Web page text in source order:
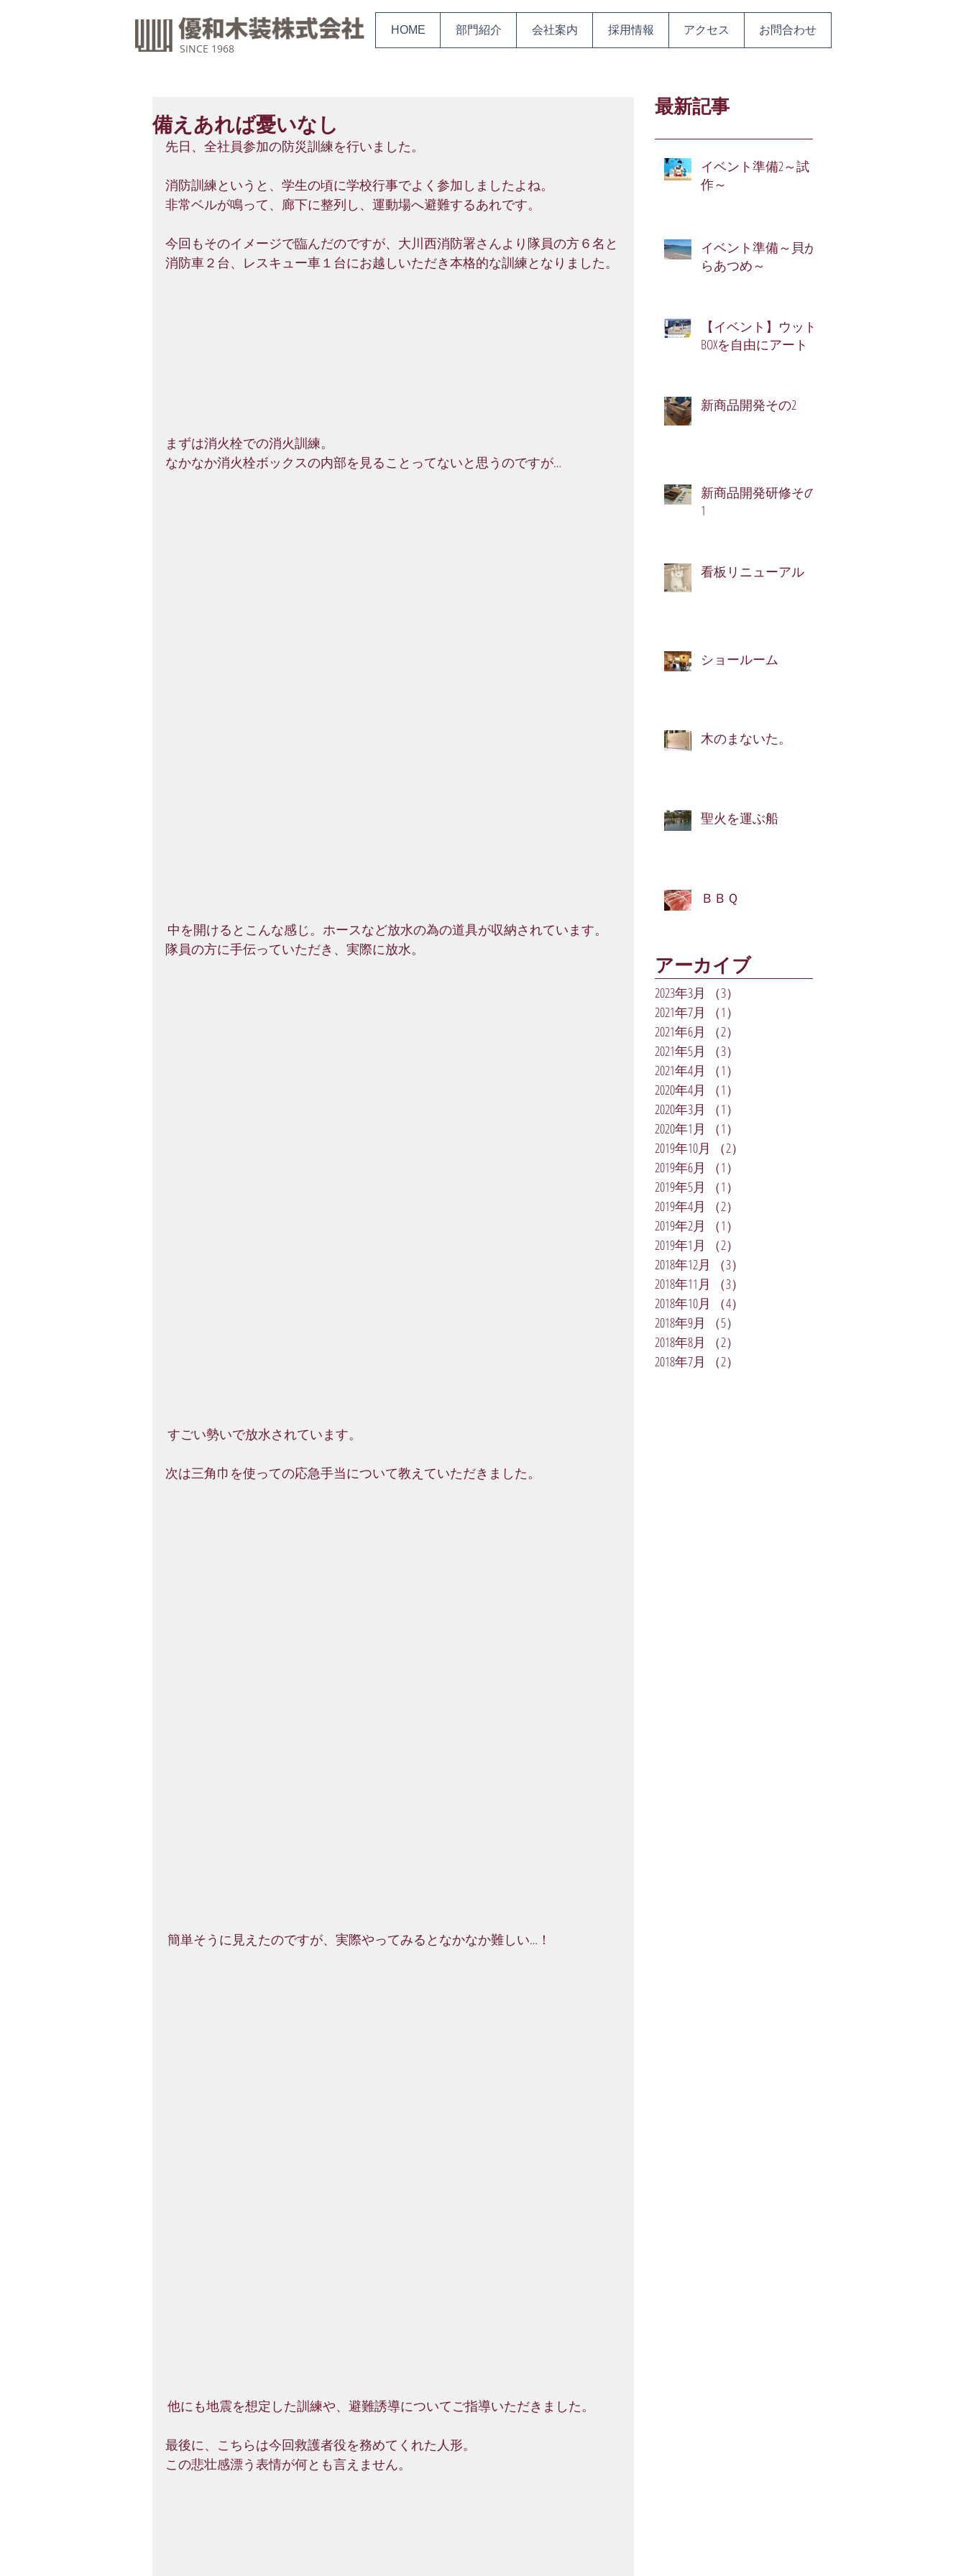
HOME 部門紹介 会社案内 採用情報 アクセス お問合わせ
SINCE 1968
備えあれば憂いなし
先日、全社員参加の防災訓練を行いました。
消防訓練というと、学生の頃に学校行事でよく参加しましたよね。
非常ベルが鳴って、廊下に整列し、運動場へ避難するあれです。
今回もそのイメージで臨んだのですが、大川西消防署さんより隊員の方６名と
消防車２台、レスキュー車１台にお越しいただき本格的な訓練となりました。
まずは消火栓での消火訓練。
なかなか消火栓ボックスの内部を見ることってないと思うのですが…
中を開けるとこんな感じ。ホースなど放水の為の道具が収納されています。
隊員の方に手伝っていただき、実際に放水。
すごい勢いで放水されています。
次は三角巾を使っての応急手当について教えていただきました。
簡単そうに見えたのですが、実際やってみるとなかなか難しい…！
他にも地震を想定した訓練や、避難誘導についてご指導いただきました。
最後に、こちらは今回救護者役を務めてくれた人形。
この悲壮感漂う表情が何とも言えません。
最新記事
イベント準備2～試
作～
イベント準備～貝が
らあつめ～
【イベント】ウッド
BOXを自由にアート！
新商品開発その2
新商品開発研修その
1
看板リニューアル
ショールーム
木のまないた。
聖火を運ぶ船
ＢＢＱ
アーカイブ
2023年3月 （3）
2021年7月
（1）
2021年6月
（2）
2021年5月
（3）
2021年4月
（1）
2020年4月
（1）
2020年3月
（1）
2020年1月
（1）
2019年10月
（2）
2019年6月
（1）
2019年5月
（1）
2019年4月
（2）
2019年2月
（1）
2019年1月
（2）
2018年12月
（3）
2018年11月
（3）
2018年10月
（4）
2018年9月
（5）
2018年8月
（2）
2018年7月
（2）